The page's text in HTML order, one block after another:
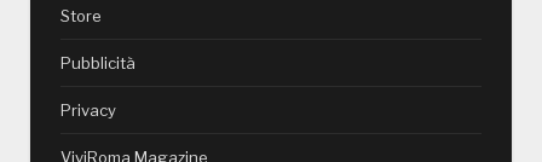
Store
Pubblicità
Privacy
ViviRoma Magazine